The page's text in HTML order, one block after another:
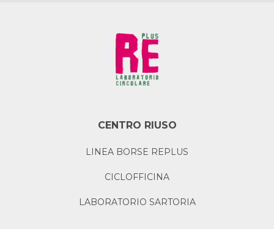
CENTRO RIUSO
LINEA BORSE REPLUS
CICLOFFICINA
LABORATORIO SARTORIA